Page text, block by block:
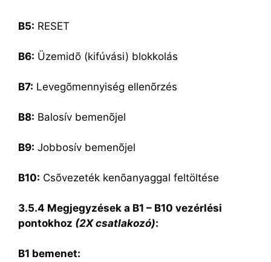
B5: RESET
B6: Üzemidõ (kifúvási) blokkolás
B7: Levegõmennyiség ellenõrzés
B8: Balosív bemenõjel
B9: Jobbosív bemenõjel
B10: Csõvezeték kenõanyaggal feltöltése
3.5.4 Megjegyzések a B1 – B10 vezérlési
pontokhoz (2X csatlakozó):
B1 bemenet: